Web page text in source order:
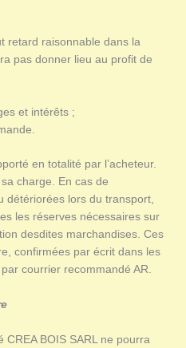
retard raisonnable dans la
pas donner lieu au profit de
et intérêts ;
en totalité par l’acheteur.
charge. En cas de
détériorées lors du transport,
les réserves nécessaires sur
desdites marchandises. Ces
confirmées par écrit dans les
courrier recommandé AR.
BOIS SARL ne pourra